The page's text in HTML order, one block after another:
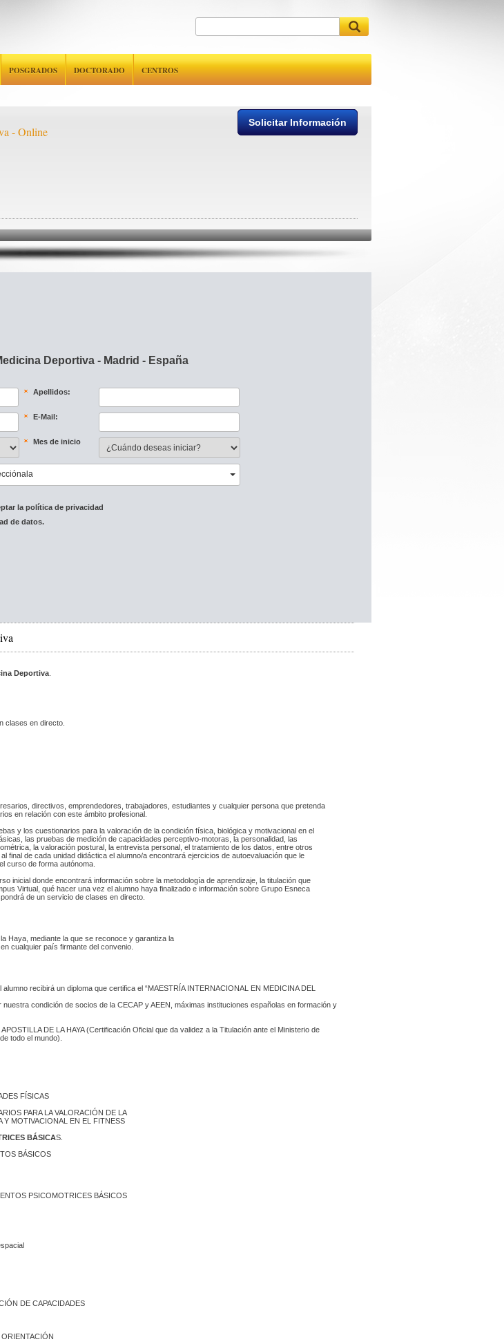
POSGRADOS DOCTORADO CENTROS
- Online
Solicitar Información
Deportiva - Madrid - España
Apellidos:
E-Mail:
Mes de inicio
la política de privacidad
de datos.
Deportiva
clases en directo.
directivos, emprendedores, trabajadores, estudiantes y cualquier persona que pretenda
en relación con este ámbito profesional.
y los cuestionarios para la valoración de la condición física, biológica y motivacional en el
las pruebas de medición de capacidades perceptivo-motoras, la personalidad, las
la valoración postural, la entrevista personal, el tratamiento de los datos, entre otros
final de cada unidad didáctica el alumno/a encontrará ejercicios de autoevaluación que le
curso de forma autónoma.
inicial donde encontrará información sobre la metodología de aprendizaje, la titulación que
Virtual, qué hacer una vez el alumno haya finalizado e información sobre Grupo Esneca
de un servicio de clases en directo.
Haya, mediante la que se reconoce y garantiza la
cualquier país firmante del convenio.
recibirá un diploma que certifica el “MAESTRÍA INTERNACIONAL EN MEDICINA DEL
nuestra condición de socios de la CECAP y AEEN, máximas instituciones españolas en formación y
DE LA HAYA (Certificación Oficial que da validez a la Titulación ante el Ministerio de
todo el mundo).
FÍSICAS
PARA LA VALORACIÓN DE LA
MOTIVACIONAL EN EL FITNESS
BÁSICAS.
BÁSICOS
PSICOMOTRICES BÁSICOS
DE CAPACIDADES